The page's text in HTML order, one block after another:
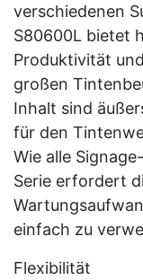
verschiedenen
S80600L bietet
Produktivität
großen
Inhalt sind
für den
Wie alle
Serie erfordert
einfach zu
Flexibilität